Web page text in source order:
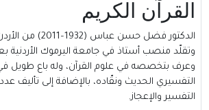
القرآن الكريم
الدكتور فضل حسن عباس
(1932–2011)
وتقلّد منصب أستاذ في جامعة اليرموك الأردنية بعد
وعرف بتخصصه في علوم القرآن، وله باع طويل في
التفسيري الحديث ونقّاده، بالإضافة إلى تأليف
التفسير والإعجاز.